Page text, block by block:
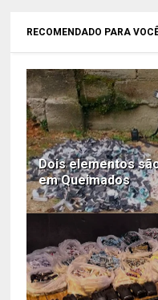
RECOMENDADO PARA
Dois elementos
em Queimados